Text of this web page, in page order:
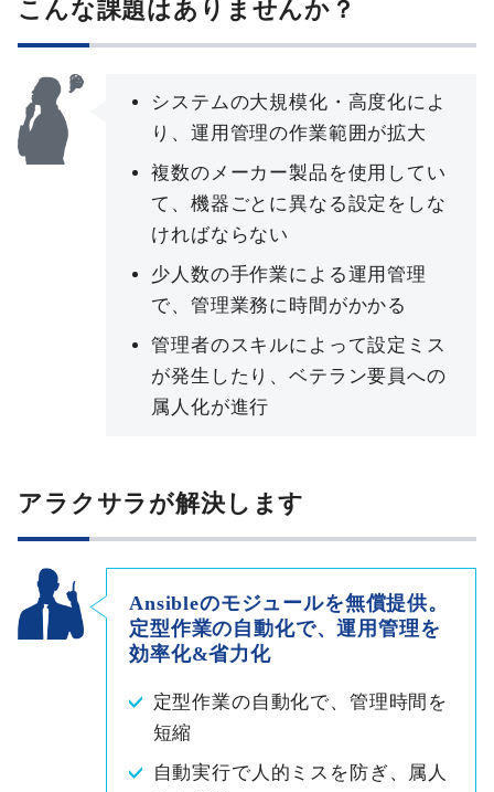
こんな課題はありませんか？
システムの大規模化・高度化によ
り、運用管理の作業範囲が拡大
複数のメーカー製品を使用してい
て、機器ごとに異なる設定をしな
ければならない
少人数の手作業による運用管理
で、管理業務に時間がかかる
管理者のスキルによって設定ミス
が発生したり、ベテラン要員への
属人化が進行
アラクサラが解決します
Ansibleのモジュールを無償提供。
定型作業の自動化で、運用管理を
効率化&省力化
定型作業の自動化で、管理時間を
短縮
自動実行で人的ミスを防ぎ、属人